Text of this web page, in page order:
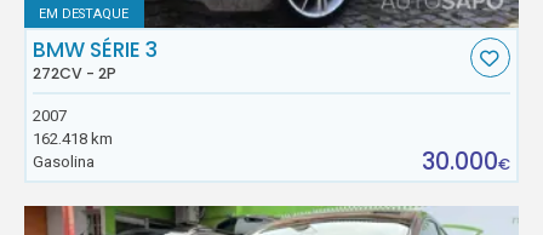
EM DESTAQUE
BMW SÉRIE 3
272CV - 2P
2007
162.418 km
Gasolina
30.000€